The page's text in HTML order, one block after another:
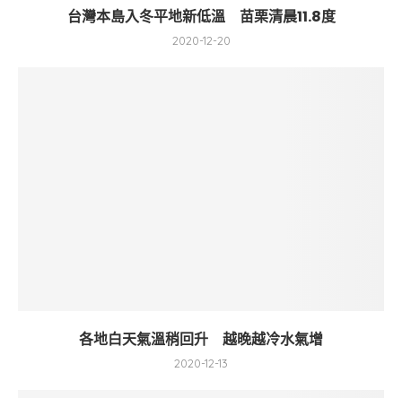
台灣本島入冬平地新低溫 苗栗清晨11.8度
2020-12-20
各地白天氣溫稍回升 越晚越冷水氣增
2020-12-13